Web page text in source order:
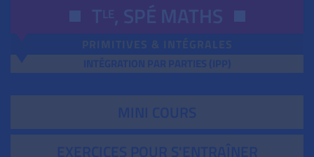
TLE, SPÉ MATHS